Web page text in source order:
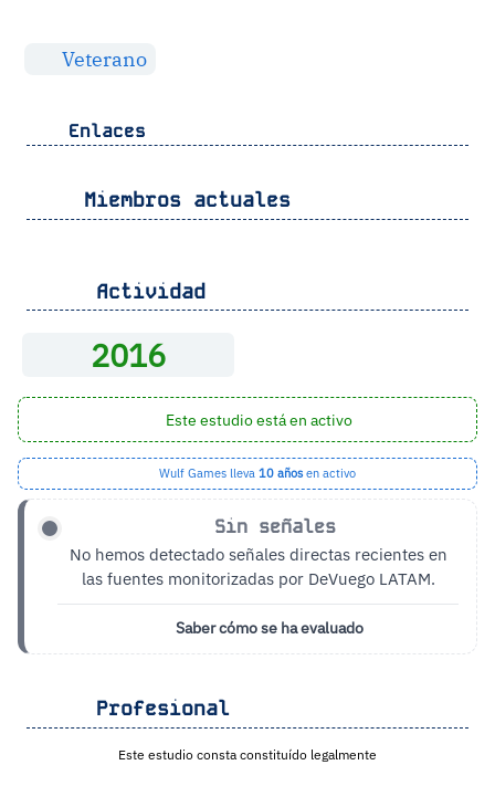
Veterano
Enlaces
Miembros actuales
Actividad
2016
Este estudio está en activo
Wulf Games lleva 10 añosen activo
Sin señales
No hemos detectado señales directas recientes en
las fuentes monitorizadas por DeVuego LATAM.
Saber cómo se ha evaluado
Profesional
Este estudio consta constituído legalmente